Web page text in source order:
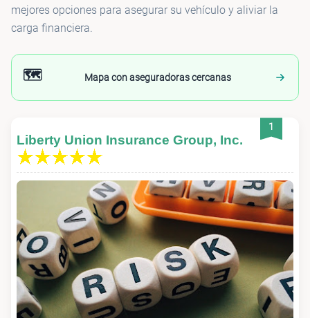
mejores opciones para asegurar su vehículo y aliviar la
carga financiera.
🗺️ Mapa con aseguradoras cercanas
1
Liberty Union Insurance Group, Inc.